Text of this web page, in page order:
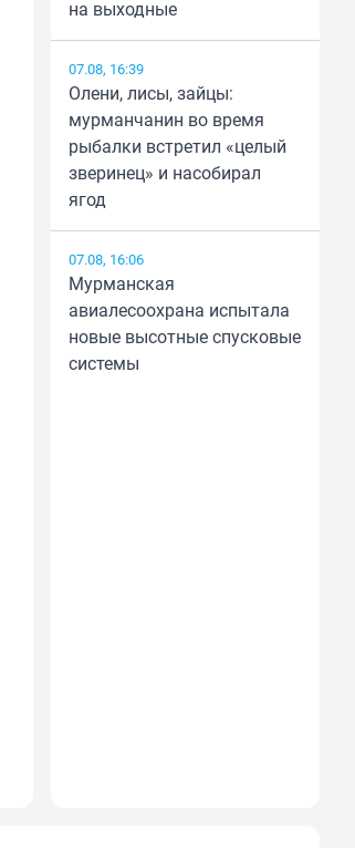
на выходные
07.08, 16:39
Олени, лисы, зайцы:
мурманчанин во время
рыбалки встретил «целый
зверинец» и насобирал
ягод
07.08, 16:06
Мурманская
авиалесоохрана испытала
новые высотные спусковые
системы